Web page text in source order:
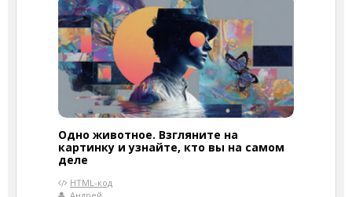
Одно животное. Взгляните на
картинку и узнайте, кто вы на самом
деле
HTML-код